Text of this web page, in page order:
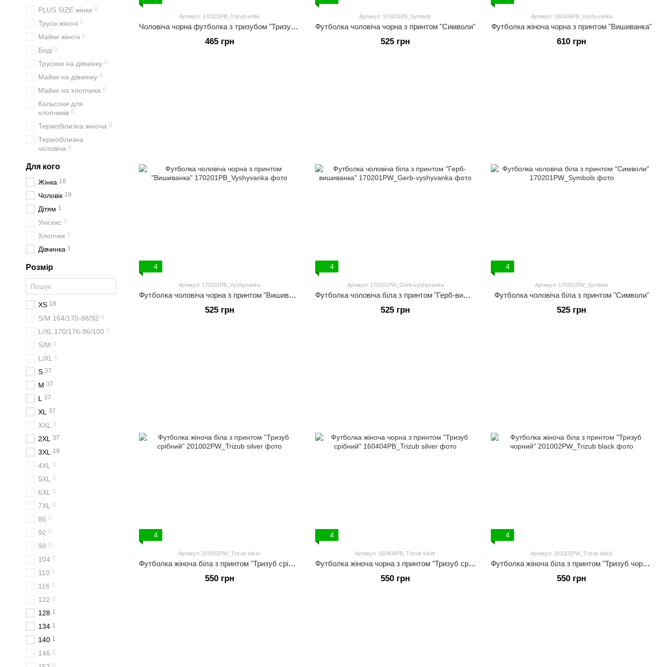
Артикул: 170201PB_Trizub white
Чоловіча чорна футболка з тризубом "Тризуб білий"
465 грн
Артикул: 170201PB_Symbols
Футболка чоловіча чорна з принтом "Символи"
525 грн
Артикул: 160404PB_Vyshyvanka
Футболка жіноча чорна з принтом "Вишиванка"
610 грн
4
Артикул: 170201PB_Vyshyvanka
Футболка чоловіча чорна з принтом "Вишиванка"
525 грн
4
Артикул: 170201PW_Gerb-vyshyvanka
Футболка чоловіча біла з принтом "Герб-вишиванка"
525 грн
4
Артикул: 170201PW_Symbols
Футболка чоловіча біла з принтом "Символи"
525 грн
4
Артикул: 201002PW_Trizub silver
Футболка жіноча біла з принтом "Тризуб срібний"
550 грн
4
Артикул: 160404PB_Trizub silver
Футболка жіноча чорна з принтом "Тризуб срібний"
550 грн
4
Артикул: 201002PW_Trizub black
Футболка жіноча біла з принтом "Тризуб чорний"
550 грн
PLUS SIZE жінки 0
Труси жіночі 0
Майки жіночі 0
Боді 0
Трусики на дівчинку 0
Майки на дівчинку 0
Майки на хлопчика 0
Кальсони для
хлопчиків 0
Термобілизна жіноча 0
Термобілизна
чоловіча 0
Для кого
Жінка 18
Чоловік 19
Дітям 1
Унісекс 0
Хлопчик 0
Дівчинка 1
Розмір
XS 18
S/M 164/170-88/92 0
L/XL 170/176-96/100 0
S/M 0
L/XL 0
S 37
M 37
L 37
XL 37
XXL 0
2XL 37
3XL 19
4XL 0
5XL 0
6XL 0
7XL 0
86 0
92 0
98 0
104 0
110 0
116 0
122 0
128 1
134 1
140 1
146 0
0